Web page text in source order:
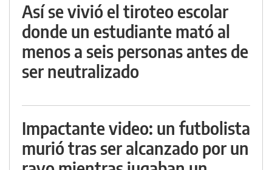
Así se vivió el tiroteo escolar
donde un estudiante mató al
menos a seis personas antes de
ser neutralizado
Impactante video: un futbolista
murió tras ser alcanzado por un